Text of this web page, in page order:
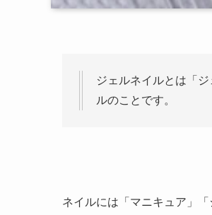
ジェルネイルとは「
ルのことです。
ネイルには「マニキュア」